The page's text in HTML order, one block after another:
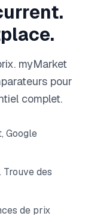
myMarket
pour
complet.
Google
des
de prix